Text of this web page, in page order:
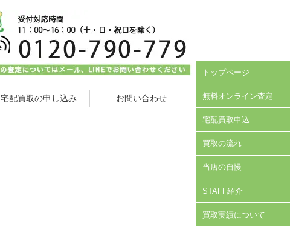
宅配買取の申し込み お問い合わせ
トップページ
無料オンライン査定
宅配買取申込
買取の流れ
当店の自慢
STAFF紹介
買取実績について